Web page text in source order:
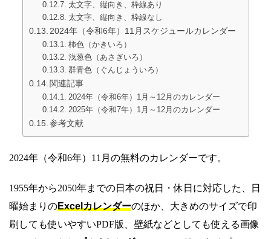
太文字、縦向き、枠線あり
太文字、縦向き、枠線なし
2024年（令和6年）11月スケジュールカレンダー
柿色（かきいろ）
浅葱色（あさぎいろ）
群青色（ぐんじょういろ）
関連記事
2024年（令和6年）1月～12月のカレンダー
2025年（令和7年）1月～12月のカレンダー
参考文献
2024年（令和6年）11月の無料のカレンダーです。
1955年から2050年までの日本の祝日・休日に対応した、日
曜始まりのExcelカレンダーのほか、大きめのサイズで印
刷しても使いやすいPDF版、壁紙などとしても使える画像